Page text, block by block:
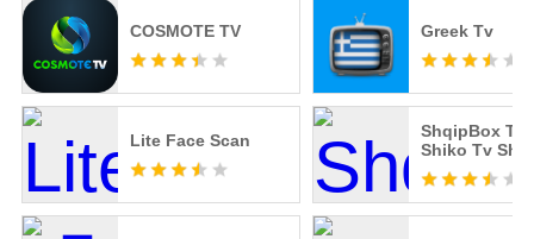
COSMOTE TV Greek Tv
Lite Face Scan
ShqipBox TV
Shiko Tv